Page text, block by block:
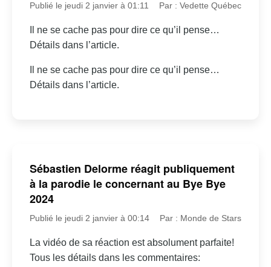
Publié le jeudi 2 janvier à 01:11 Par : Vedette Québec
Il ne se cache pas pour dire ce qu’il pense…
Détails dans l’article.
Il ne se cache pas pour dire ce qu’il pense…
Détails dans l’article.
Sébastien Delorme réagit publiquement
à la parodie le concernant au Bye Bye
2024
Publié le jeudi 2 janvier à 00:14 Par : Monde de Stars
La vidéo de sa réaction est absolument parfaite!
Tous les détails dans les commentaires: